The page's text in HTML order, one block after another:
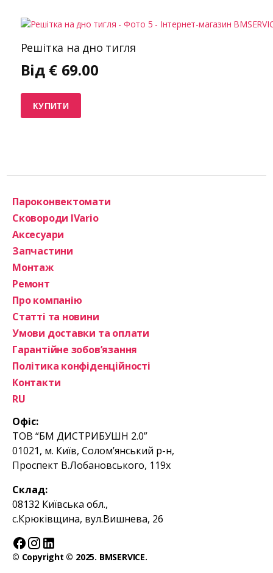
Решітка на дно тигля
Від € 69.00
КУПИТИ
Офіс:
ТОВ “БМ ДИСТРИБУШН 2.0”
01021, м. Київ, Солом’янський р-н,
Проспект В.Лобановського, 119х
Склад:
08132 Київська обл.,
с.Крюківщина, вул.Вишнева, 26
Пароконвектомати
Сковороди IVario
Аксесуари
Запчастини
Монтаж
Ремонт
Про компанію
Статті та новини
Умови доставки та оплати
Гарантійне зобов’язання
Політика конфіденційності
Контакти
RU
© Copyright © 2025. BMSERVICE.